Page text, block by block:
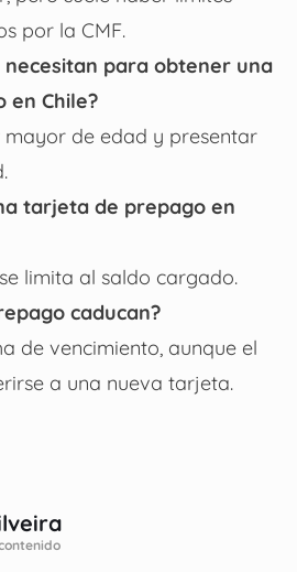
por la CMF.
necesitan para obtener una
Chile?
mayor de edad y presentar
tarjeta de prepago en
limita al saldo cargado.
caducan?
de vencimiento, aunque el
a una nueva tarjeta.